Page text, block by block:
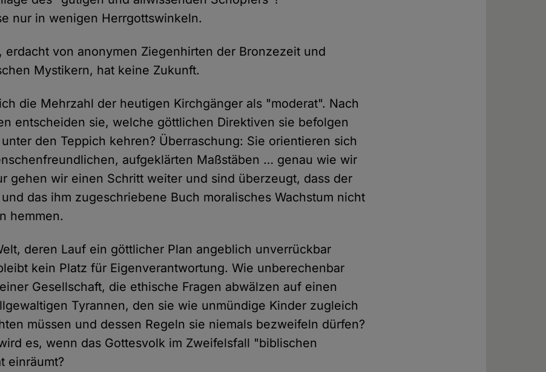
nur in wenigen Herrgottswinkeln.
erdacht von anonymen Ziegenhirten der Bronzezeit und
Mystikern, hat keine Zukunft.
die Mehrzahl der heutigen Kirchgänger als "moderat". Nach
entscheiden sie, welche göttlichen Direktiven sie befolgen
den Teppich kehren? Überraschung: Sie orientieren sich
aufgeklärten Maßstäben … genau wie wir
gehen wir einen Schritt weiter und sind überzeugt, dass der
das ihm zugeschriebene Buch moralisches Wachstum nicht
hemmen.
deren Lauf ein göttlicher Plan angeblich unverrückbar
kein Platz für Eigenverantwortung. Wie unberechenbar
Gesellschaft, die ethische Fragen abwälzen auf einen
Tyrannen, den sie wie unmündige Kinder zugleich
müssen und dessen Regeln sie niemals bezweifeln dürfen?
es, wenn das Gottesvolk im Zweifelsfall "biblischen
einräumt?